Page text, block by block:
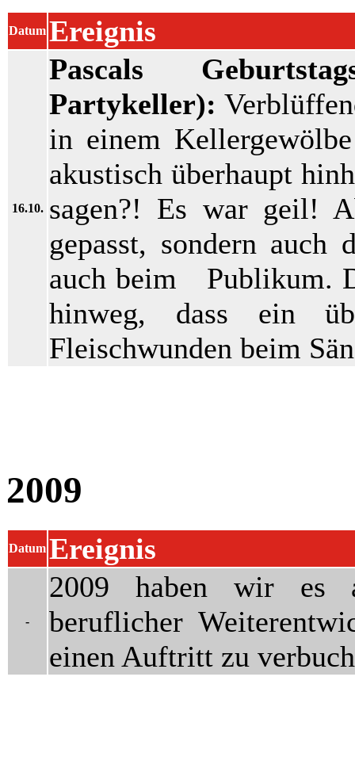
Datum Ereignis
16.10.
Pascals
Partykeller):
in einem
akustisch überhaupt
sagen?! Es war geil!
gepasst, sondern
auch beim Publikum.
hinweg, dass ein
Fleischwunden beim
2009
Datum Ereignis
-
2009 haben wir es
beruflicher
einen Auftritt zu